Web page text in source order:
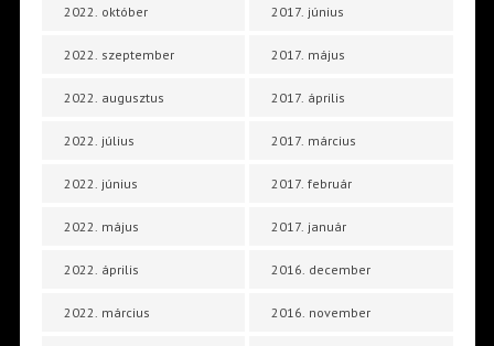
2022. október
2022. szeptember
2022. augusztus
2022. július
2022. június
2022. május
2022. április
2022. március
2017. június
2017. május
2017. április
2017. március
2017. február
2017. január
2016. december
2016. november